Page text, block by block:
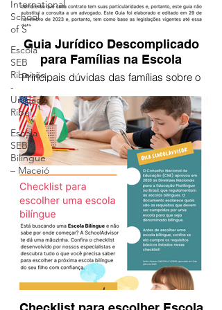
International
School
of S
Escola
SEB
Ribeirão
-
Unidade
Ribei
Escola
SEB
Bilíngue
– Maceió
Guia Jurídico Descomplicado
para Famílias na Escola
Principais dúvidas das famílias sobre o
escolas particulares.